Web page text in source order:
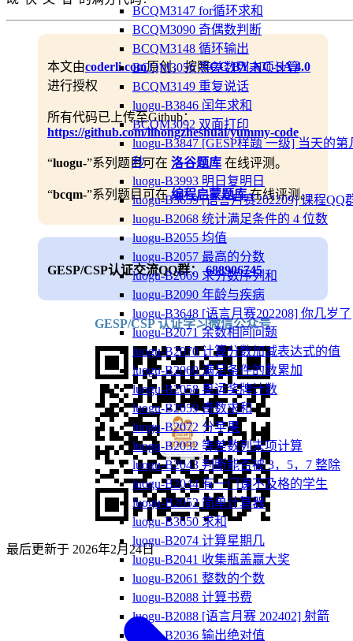
BCQM3147 for循环求和
BCQM3090 奇偶数判断
BCQM3148 循环输出
BCQM3056 等差数列末项计算
BCQM3149 重复说话
luogu-B3846 闰年求和
BCQM3092 双面打印
luogu-B3847 [GESP样题 一级] 当天的第
秒
luogu-B3993 明日复明日
luogu-B3659 [语言月赛202209] 课程QQ
luogu-B2068 统计满足条件的 4 位数
luogu-B2055 均值
luogu-B2057 最高的分数
luogu-B2069 求分数序列和
luogu-B2090 年龄与疾病
luogu-B3648 [语言月赛202208] 你几岁了
luogu-B2071 余数相同问题
luogu-B2070 计算分数加减表达式的值
luogu-B2060 满足条件的数累加
luogu-B2058 奥运奖牌计数
luogu-B2059 奇数求和
luogu-B2072 分苹果
luogu-B2032 等差数列末项计算
luogu-B2043 判断能否被 3，5，7 整除
luogu-B2044 有一门课不及格的学生
luogu-B2052 简单计算器
luogu-B3650 求和
luogu-B2074 计算星期几
luogu-B2041 收集瓶盖赢大奖
luogu-B2061 整数的个数
luogu-B2088 计算书费
luogu-B2088 [语言月赛 202402] 射箭
luogu-B2036 输出绝对值
本文由coderli.com原创，按照CC BY-NC-SA 4.0
进行授权
所有代码已上传至Github：
https://github.com/lihongzheshuai/yummy-code
“luogu-”系列题目可在 洛谷题库 在线评测。
“bcqm-”系列题目可在编程启蒙题库在线评测。
GESP/CSP认证交流QQ群： 688906745
GESP/CSP 认证学习微信公众号
最后更新于 2026年2月24日